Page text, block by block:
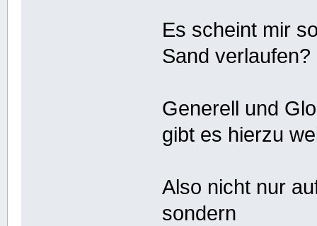
Es scheint mir
Sand verlaufen?
Generell und
gibt es hierzu
Also nicht nur
sondern